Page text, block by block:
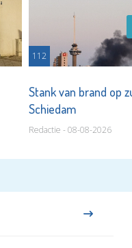
112
Stank van brand op
Schiedam
Redactie - 08-08-2026